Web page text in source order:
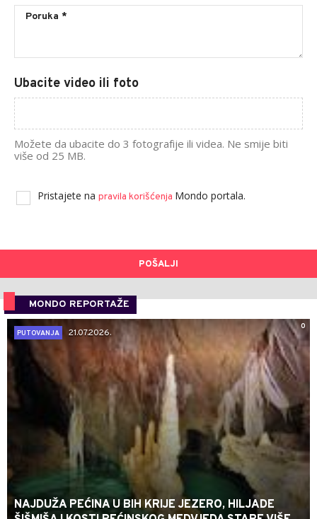
Ubacite video ili foto
Možete da ubacite do 3 fotografije ili videa. Ne smije biti
više od 25 MB.
Pristajete na pravila korišćenja Mondo portala.
POŠALJI
MONDO REPORTAŽE
0
PUTOVANJA
21.07.2026.
NAJDUŽA PEĆINA U BIH KRIJE JEZERO, HILJADE